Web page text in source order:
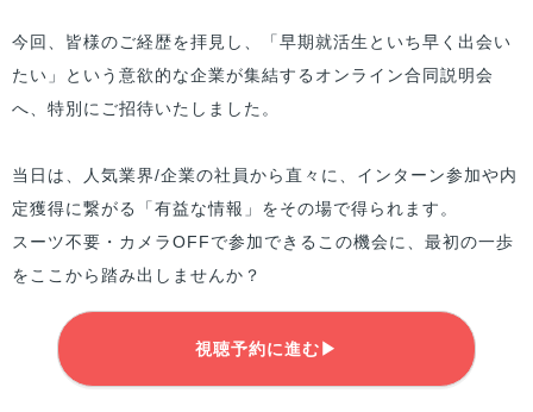
今回、皆様のご経歴を拝見し、「早期就活生といち早く出会い
たい」という意欲的な企業が集結するオンライン合同説明会
へ、特別にご招待いたしました。
当日は、人気業界/企業の社員から直々に、インターン参加や内
定獲得に繋がる「有益な情報」をその場で得られます。
スーツ不要・カメラOFFで参加できるこの機会に、最初の一歩
をここから踏み出しませんか？
視聴予約に進む▶